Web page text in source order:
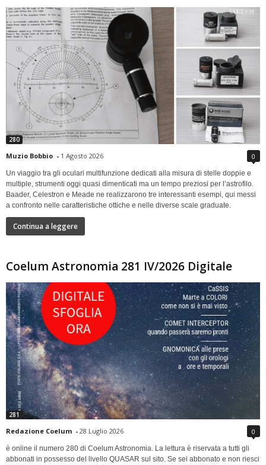
280
Muzio Bobbio - 1 Agosto 2026 0
Un viaggio tra gli oculari multifunzione dedicati alla misura di stelle doppie e
multiple, strumenti oggi quasi dimenticati ma un tempo preziosi per l’astrofilo.
Baader, Celestron e Meade ne realizzarono tre interessanti esempi, qui messi
a confronto nelle caratteristiche ottiche e nelle diverse scale graduate.
Continua a leggere
Coelum Astronomia 281 IV/2026 Digitale
281
Redazione Coelum - 28 Luglio 2026 0
è online il numero 280 di Coelum Astronomia. La lettura è riservata a tutti gli
abbonati in possesso del livello QUASAR sul sito. Se sei abbonato e non riesci